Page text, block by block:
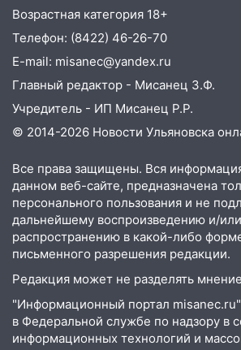
закончится сегодня:
сохранятся 9 августа
13:15 Трижды «брал в долг»
житель Вешкаймского
знакомого 191 тысячу рублей
13:14 Ураган оторвал
13:12 Дерево пробило
Новгородской в Ульяновске
на электрощит
13:10 В Заволжском районе
упало во дворе
13:08
Ураган ударил по
сорванные крыши,
затопленные улицы и
Возрастная категория 18+
Телефон: (8422) 46-26-70
E-mail: misanec@yandex.ru
Главный редактор - Мисанец З.Ф.
Учредитель - ИП Мисанец Р.Р.
© 2014-2026 Новости Ульяновска
Все права защищены. Вся
данном веб-сайте, предназначена
персонального пользования и не
дальнейшему воспроизведению и/или
распространению в какой-либо
письменного разрешения редакции.
Редакция может не разделять
"Информационный портал misanec.ru"
в Федеральной службе по надзору в
информационных технологий и